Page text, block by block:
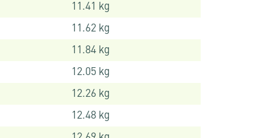
11.41 kg
11.62 kg
11.84 kg
12.05 kg
12.26 kg
12.48 kg